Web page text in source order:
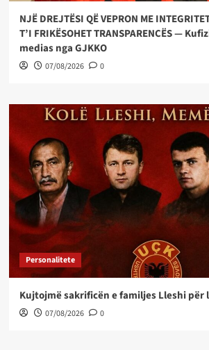
NJË DREJTËSI QË VEPRON ME
T’I FRIKËSOHET TRANSPARENCËS —
medias nga GJKKO
07/08/2026 0
Personalitete
Kujtojmë sakrificën e familjes Lleshi për
07/08/2026 0